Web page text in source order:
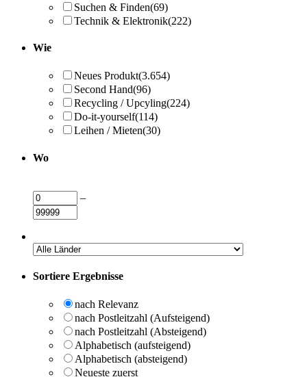
Suchen & Finden(69)
Technik & Elektronik(222)
Wie
Neues Produkt(3.654)
Second Hand(96)
Recycling / Upcyling(224)
Do-it-yourself(114)
Leihen / Mieten(30)
Wo
–
Sortiere Ergebnisse
nach Relevanz
nach Postleitzahl (Aufsteigend)
nach Postleitzahl (Absteigend)
Alphabetisch (aufsteigend)
Alphabetisch (absteigend)
Neueste zuerst